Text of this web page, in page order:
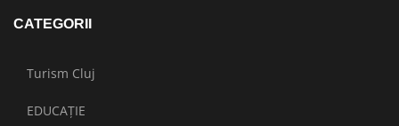
CATEGORII
Turism Cluj
EDUCAȚIE